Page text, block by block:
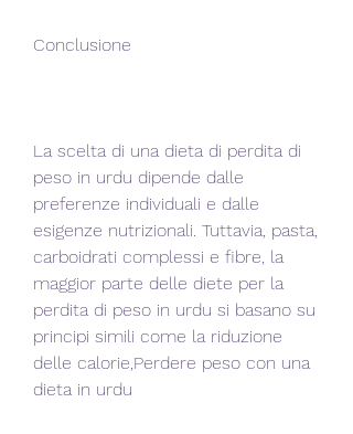
Conclusione
La scelta di una dieta di perdita di
peso in urdu dipende dalle
preferenze individuali e dalle
esigenze nutrizionali. Tuttavia, pasta,
carboidrati complessi e fibre, la
maggior parte delle diete per la
perdita di peso in urdu si basano su
principi simili come la riduzione
delle calorie,Perdere peso con una
dieta in urdu